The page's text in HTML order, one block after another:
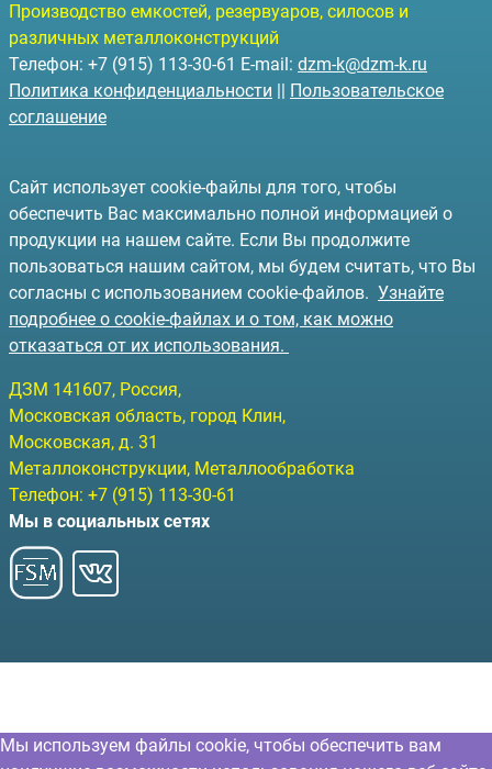
Производство емкостей, резервуаров, силосов и
различных металлоконструкций
Телефон: +7 (915) 113-30-61 E-mail: dzm-k@dzm-k.ru
Политика конфиденциальности || Пользовательское
соглашение
Сайт использует cookie-файлы для того, чтобы
обеспечить Вас максимально полной информацией о
продукции на нашем сайте. Если Вы продолжите
пользоваться нашим сайтом, мы будем считать, что Вы
согласны с использованием cookie-файлов. Узнайте
подробнее о cookie-файлах и о том, как можно
отказаться от их использования.
ДЗМ 141607, Россия,
Московская область, город Клин,
Московская, д. 31
Металлоконструкции, Металлообработка
Телефон: +7 (915) 113-30-61
Мы в социальных сетях
Мы используем файлы cookie, чтобы обеспечить вам